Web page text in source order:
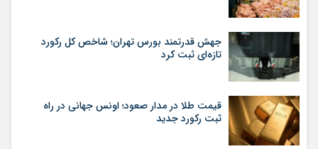
جهش قدرتمند بورس تهران؛ شاخص کل رکورد
تازه‌ای ثبت کرد
قیمت طلا در مدار صعود؛ اونس جهانی در راه
ثبت رکورد جدید